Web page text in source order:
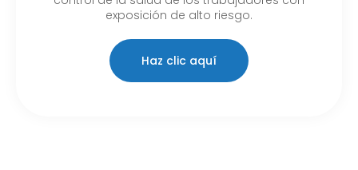
exposición de alto riesgo.
Haz clic aquí